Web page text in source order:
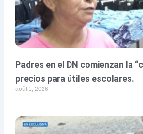
Padres en el DN comienzan la
precios para útiles escolares.
août 1, 2026